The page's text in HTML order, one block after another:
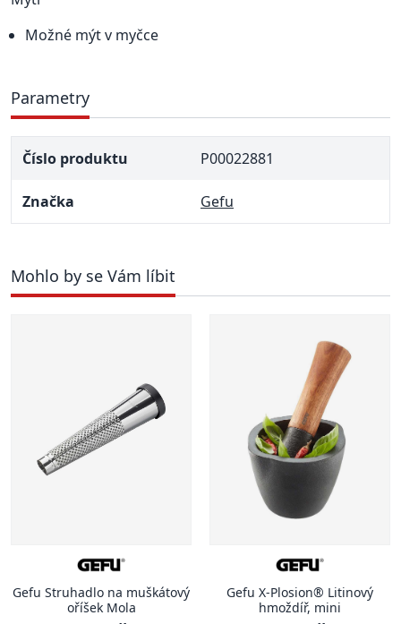
Možné mýt v myčce
Parametry
Číslo produktu P00022881
Značka Gefu
Mohlo by se Vám líbit
Gefu Struhadlo na muškátový
oříšek Mola
Gefu X-Plosion® Litinový
hmoždíř, mini